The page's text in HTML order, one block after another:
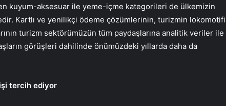
kuyum-aksesuar ile yeme-içme kategorileri de ülkemizin
Kartlı ve yenilikçi ödeme çözümlerinin, turizmin lokomotifi
turizm sektörümüzün tüm paydaşlarına analitik veriler ile
görüşleri dahilinde önümüzdeki yıllarda daha da
tercih ediyor